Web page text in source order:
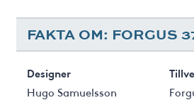
FAKTA OM: FORGUS
Designer
Hugo Samuelsson